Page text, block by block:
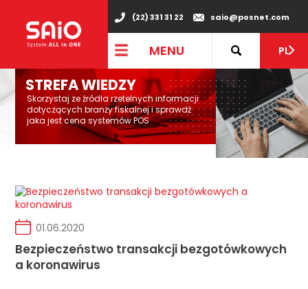
(22) 331 31 22 saio@posnet.com
MENU PL
STREFA WIEDZY
Skorzystaj ze źródła rzetelnych informacji
dotyczących branży fiskalnej i sprawdź
jaka jest cena systemów POS
01.06.2020
Bezpieczeństwo transakcji bezgotówkowych
a koronawirus